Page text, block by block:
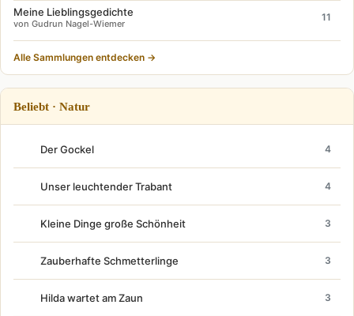
Meine Lieblingsgedichte
von Gudrun Nagel-Wiemer
11
Alle Sammlungen entdecken →
Beliebt · Natur
Der Gockel 4
Unser leuchtender Trabant 4
Kleine Dinge große Schönheit 3
Zauberhafte Schmetterlinge 3
Hilda wartet am Zaun 3